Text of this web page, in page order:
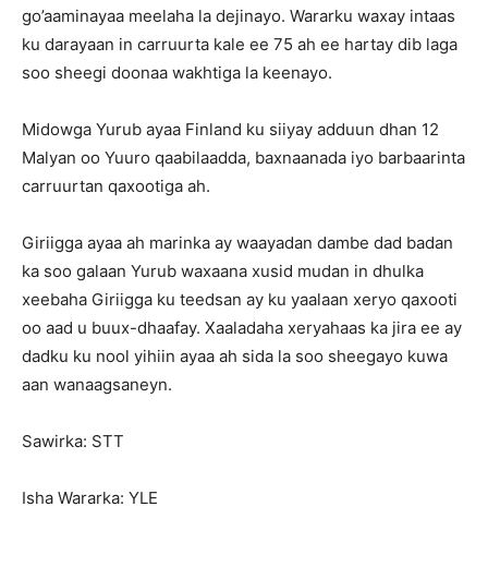
go’aaminayaa meelaha la dejinayo. Wararku waxay intaas
ku darayaan in carruurta kale ee 75 ah ee hartay dib laga
soo sheegi doonaa wakhtiga la keenayo.
Midowga Yurub ayaa Finland ku siiyay adduun dhan 12
Malyan oo Yuuro qaabilaadda, baxnaanada iyo barbaarinta
carruurtan qaxootiga ah.
Giriigga ayaa ah marinka ay waayadan dambe dad badan
ka soo galaan Yurub waxaana xusid mudan in dhulka
xeebaha Giriigga ku teedsan ay ku yaalaan xeryo qaxooti
oo aad u buux-dhaafay. Xaaladaha xeryahaas ka jira ee ay
dadku ku nool yihiin ayaa ah sida la soo sheegayo kuwa
aan wanaagsaneyn.
Sawirka: STT
Isha Wararka: YLE